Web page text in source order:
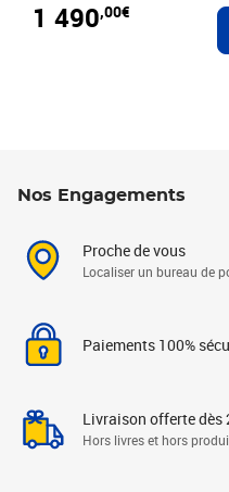
1 490,00€
Nos Engagements
Proche de vous
Localiser un bureau de
Paiements 100%
Livraison offerte dès
Hors livres et hors